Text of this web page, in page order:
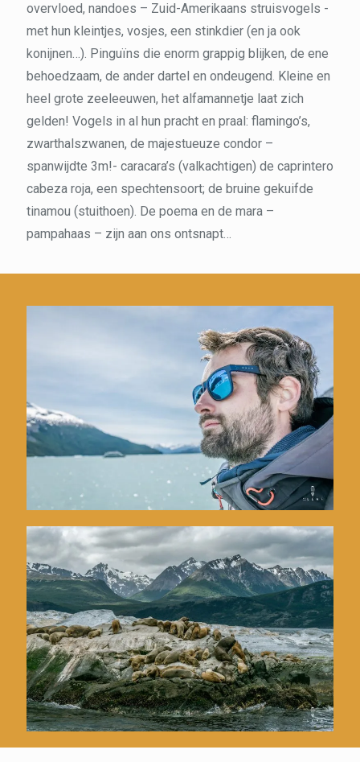
overvloed, nandoes – Zuid-Amerikaans struisvogels -
met hun kleintjes, vosjes, een stinkdier (en ja ook
konijnen…). Pinguïns die enorm grappig blijken, de ene
behoedzaam, de ander dartel en ondeugend. Kleine en
heel grote zeeleeuwen, het alfamannetje laat zich
gelden! Vogels in al hun pracht en praal: flamingo’s,
zwarthalszwanen, de majestueuze condor –
spanwijdte 3m!- caracara’s (valkachtigen) de caprintero
cabeza roja, een spechtensoort; de bruine gekuifde
tinamou (stuithoen). De poema en de mara –
pampahaas – zijn aan ons ontsnapt…